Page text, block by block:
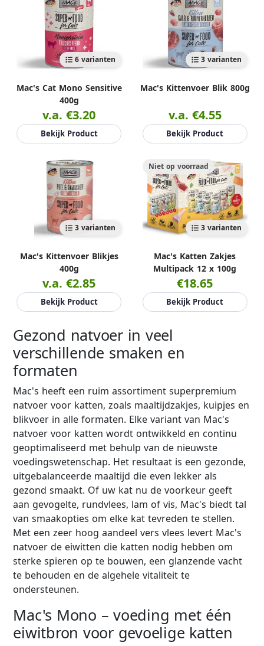
6 varianten
Mac's Cat Mono Sensitive
400g
v.a. €3.20
Bekijk Product
3 varianten
Mac's Kittenvoer Blik 800g
v.a. €4.55
Bekijk Product
3 varianten
Mac's Kittenvoer Blikjes
400g
v.a. €2.85
Bekijk Product
Niet op voorraad
3 varianten
Mac's Katten Zakjes
Multipack 12 x 100g
€18.65
Bekijk Product
Gezond natvoer in veel
verschillende smaken en
formaten
Mac's heeft een ruim assortiment superpremium
natvoer voor katten, zoals maaltijdzakjes, kuipjes en
blikvoer in alle formaten. Elke variant van Mac's
natvoer voor katten wordt ontwikkeld en continu
geoptimaliseerd met behulp van de nieuwste
voedingswetenschap. Het resultaat is een gezonde,
uitgebalanceerde maaltijd die even lekker als
gezond smaakt. Of uw kat nu de voorkeur geeft
aan gevogelte, rundvlees, lam of vis, Mac's biedt tal
van smaakopties om elke kat tevreden te stellen.
Met een zeer hoog aandeel vers vlees levert Mac's
natvoer de eiwitten die katten nodig hebben om
sterke spieren op te bouwen, een glanzende vacht
te behouden en de algehele vitaliteit te
ondersteunen.
Mac's Mono – voeding met één
eiwitbron voor gevoelige katten